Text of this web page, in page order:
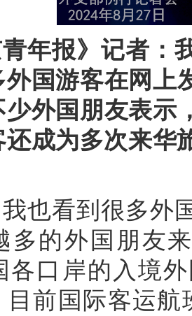
青年报》记者
外国游客在网上
少外国朋友表示
成为多次来华
我也看到很多外
多的外国朋友
各口岸的入境
目前国际客运